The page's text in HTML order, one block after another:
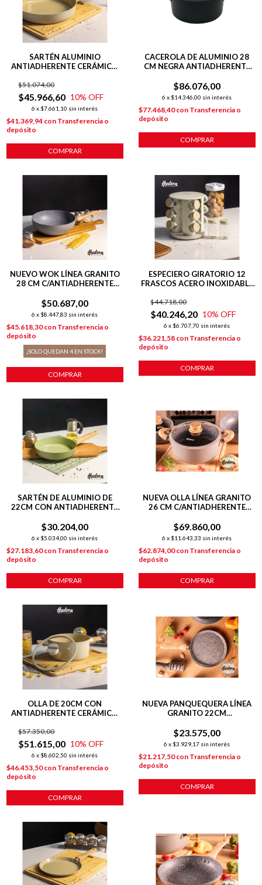
SARTÉN ALUMINIO
ANTIADHERENTE CERÁMICO
$45.966,60
$51.074,00
10% OFF
6 x $7.661,10 sin interés
$41.369,94 con Transferencia o
depósito
COMPRAR
CACEROLA DE ALUMINIO 28
CM NEGRA ANTIADHERENTE
$86.076,00
6 x $14.346,00 sin interés
$77.468,40con Transferencia o
depósito
COMPRAR
NUEVO WOK LÍNEA GRANITO
28 CM C/ANTIADHERENTE
$50.687,00
6 x $8.447,83 sin interés
$45.618,30con Transferencia o
depósito
¡SOLO QUEDAN4 EN STOCK!
COMPRAR
ESPECIERO GIRATORIO 12
FRASCOS ACERO INOXIDABLE
$40.246,20
$44.718,00
10% OFF
6 x $6.707,70 sin interés
$36.221,58 con Transferencia o
depósito
COMPRAR
SARTÉN DE ALUMINIO DE
22CM CON ANTIADHERENTE
$30.204,00
6 x $5.034,00 sin interés
$27.183,60con Transferencia o
depósito
COMPRAR
NUEVA OLLA LÍNEA GRANITO
26 CM C/ANTIADHERENTE
$69.860,00
6 x $11.643,33 sin interés
$62.874,00con Transferencia o
depósito
COMPRAR
OLLA DE 20CM CON
ANTIADHERENTE CERÁMICO
INDUCCIÓN
$51.615,00
$57.350,00
10% OFF
6 x $8.602,50 sin interés
$46.453,50con Transferencia o
depósito
COMPRAR
NUEVA PANQUEQUERA LÍNEA
GRANITO 22CM
$23.575,00
6 x $3.929,17 sin interés
$21.217,50con Transferencia o
depósito
COMPRAR